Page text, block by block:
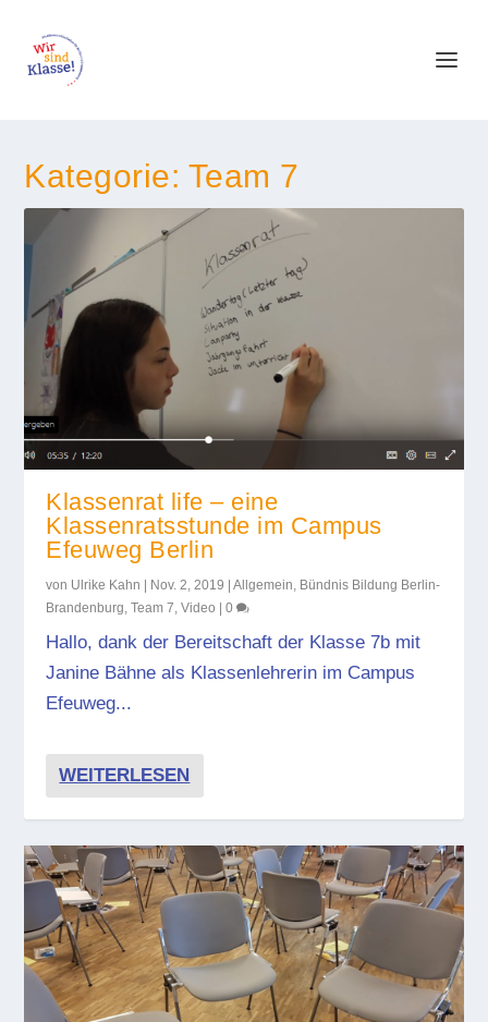
Kategorie: Team 7
Klassenrat life – eine
Klassenratsstunde im Campus
Efeuweg Berlin
von Ulrike Kahn | Nov. 2, 2019 |Allgemein, Bündnis Bildung Berlin-
Brandenburg,Team 7,Video |0
Hallo, dank der Bereitschaft der Klasse 7b mit
Janine Bähne als Klassenlehrerin im Campus
Efeuweg...
WEITERLESEN